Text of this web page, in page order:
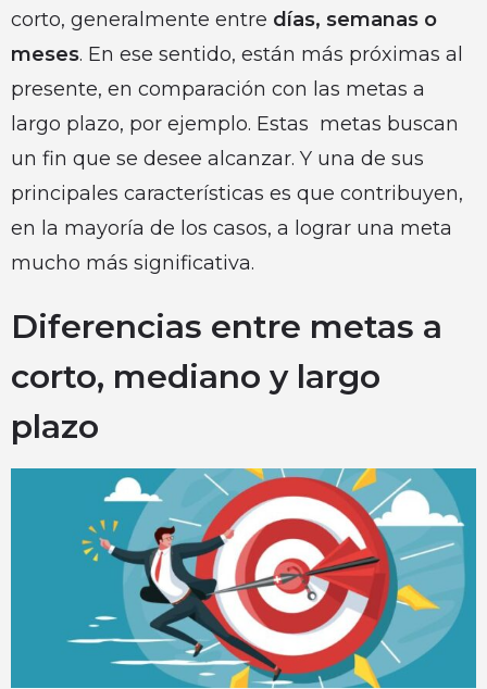
corto, generalmente entre días, semanas o
meses. En ese sentido, están más próximas al
presente, en comparación con las metas a
largo plazo, por ejemplo. Estas metas buscan
un fin que se desee alcanzar. Y una de sus
principales características es que contribuyen,
en la mayoría de los casos, a lograr una meta
mucho más significativa.
Diferencias entre metas a
corto, mediano y largo
plazo